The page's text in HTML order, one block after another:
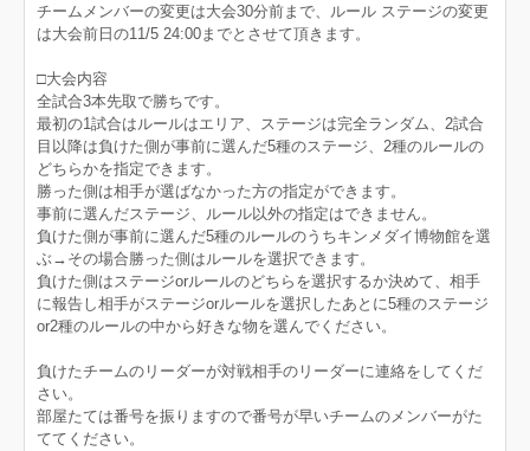
チームメンバーの変更は大会30分前まで、ルール ステージの変更
は大会前日の11/5 24:00までとさせて頂きます。
□大会内容
全試合3本先取で勝ちです。
最初の1試合はルールはエリア、ステージは完全ランダム、2試合
目以降は負けた側が事前に選んだ5種のステージ、2種のルールの
どちらかを指定できます。
勝った側は相手が選ばなかった方の指定ができます。
事前に選んだステージ、ルール以外の指定はできません。
負けた側が事前に選んだ5種のルールのうちキンメダイ博物館を選
ぶ→その場合勝った側はルールを選択できます。
負けた側はステージorルールのどちらを選択するか決めて、相手
に報告し相手がステージorルールを選択したあとに5種のステージ
or2種のルールの中から好きな物を選んでください。
負けたチームのリーダーが対戦相手のリーダーに連絡をしてくだ
さい。
部屋たては番号を振りますので番号が早いチームのメンバーがた
ててください。